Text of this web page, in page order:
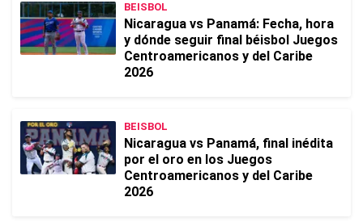
BEISBOL
Nicaragua vs Panamá: Fecha, hora
y dónde seguir final béisbol Juegos
Centroamericanos y del Caribe
2026
BEISBOL
Nicaragua vs Panamá, final inédita
por el oro en los Juegos
Centroamericanos y del Caribe
2026